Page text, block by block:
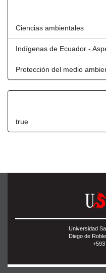
Ciencias ambientales
Indígenas de Ecuador -
Protección del medio
true
Universidad
Diego de